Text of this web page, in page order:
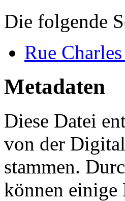
Die folgende
Rue
Metadaten
Diese Datei
von der
stammen.
können einige